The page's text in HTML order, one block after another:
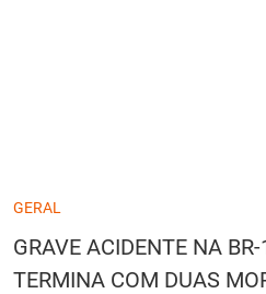
GERAL
GRAVE ACIDENTE NA
TERMINA COM DUAS